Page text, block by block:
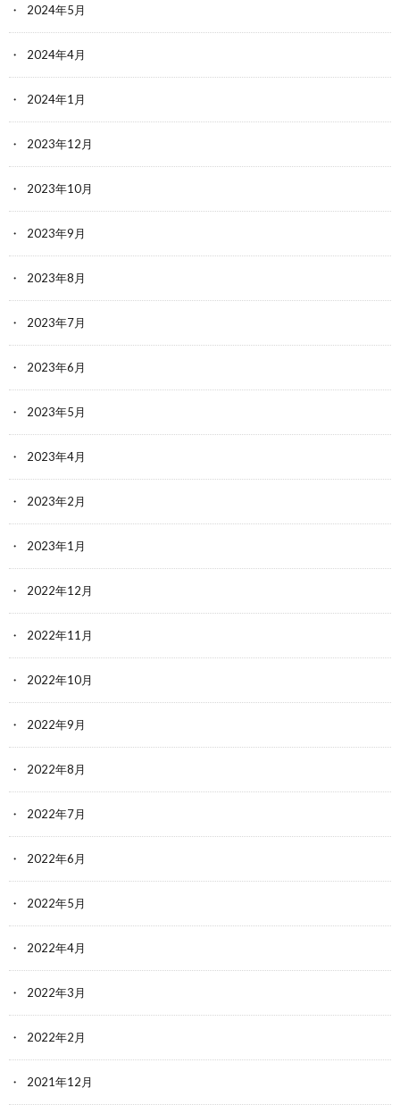
2024年5月
2024年4月
2024年1月
2023年12月
2023年10月
2023年9月
2023年8月
2023年7月
2023年6月
2023年5月
2023年4月
2023年2月
2023年1月
2022年12月
2022年11月
2022年10月
2022年9月
2022年8月
2022年7月
2022年6月
2022年5月
2022年4月
2022年3月
2022年2月
2021年12月